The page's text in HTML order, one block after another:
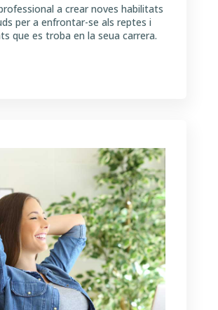
a crear noves habilitats
per a enfrontar-se als reptes i
que es troba en la seua carrera.